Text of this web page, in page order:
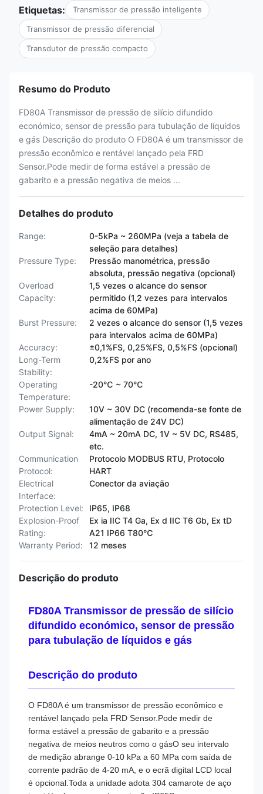
Etiquetas: Transmissor de pressão inteligente
Transmissor de pressão diferencial
Transdutor de pressão compacto
Resumo do Produto
FD80A Transmissor de pressão de silício difundido
económico, sensor de pressão para tubulação de líquidos
e gás Descrição do produto O FD80A é um transmissor de
pressão econômico e rentável lançado pela FRD
Sensor.Pode medir de forma estável a pressão de
gabarito e a pressão negativa de meios ...
Detalhes do produto
Range:
0-5kPa ~ 260MPa (veja a tabela de
seleção para detalhes)
Pressure Type:
Pressão manométrica, pressão
absoluta, pressão negativa (opcional)
Overload
Capacity:
1,5 vezes o alcance do sensor
permitido (1,2 vezes para intervalos
acima de 60MPa)
Burst Pressure:
2 vezes o alcance do sensor (1,5 vezes
para intervalos acima de 60MPa)
Accuracy:
±0,1%FS, 0,25%FS, 0,5%FS (opcional)
Long-Term
Stability:
0,2%FS por ano
Operating
Temperature:
-20℃ ~ 70℃
Power Supply:
10V ~ 30V DC (recomenda-se fonte de
alimentação de 24V DC)
Output Signal:
4mA ~ 20mA DC, 1V ~ 5V DC, RS485,
etc.
Communication
Protocol:
Protocolo MODBUS RTU, Protocolo
HART
Electrical
Interface:
Conector da aviação
Protection Level:
IP65, IP68
Explosion-Proof
Rating:
Ex ia IIC T4 Ga, Ex d IIC T6 Gb, Ex tD
A21 IP66 T80℃
Warranty Period:
12 meses
Descrição do produto
FD80A Transmissor de pressão de silício
difundido económico, sensor de pressão
para tubulação de líquidos e gás
Descrição do produto
O FD80A é um transmissor de pressão econômico e
rentável lançado pela FRD Sensor.Pode medir de
forma estável a pressão de gabarito e a pressão
negativa de meios neutros como o gásO seu intervalo
de medição abrange 0-10 kPa a 60 MPa com saída de
corrente padrão de 4-20 mA, e o ecrã digital LCD local
é opcional.Toda a unidade adota 304 camarote de aço